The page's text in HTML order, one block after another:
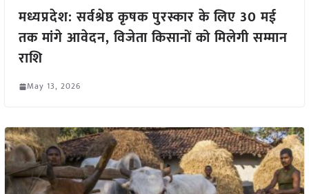
मध्यप्रदेश: सर्वश्रेष्ठ कृषक पुरस्कार के लिए 30 मई
तक मांगे आवेदन, विजेता किसानों को मिलेगी सम्मान
राशि
May 13, 2026